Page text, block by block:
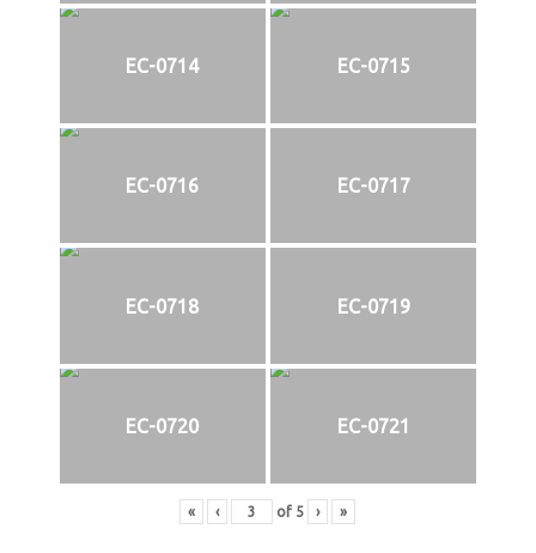
EC-0714 EC-0715
EC-0716 EC-0717
EC-0718 EC-0719
EC-0720 EC-0721
« ‹ of 5 › »